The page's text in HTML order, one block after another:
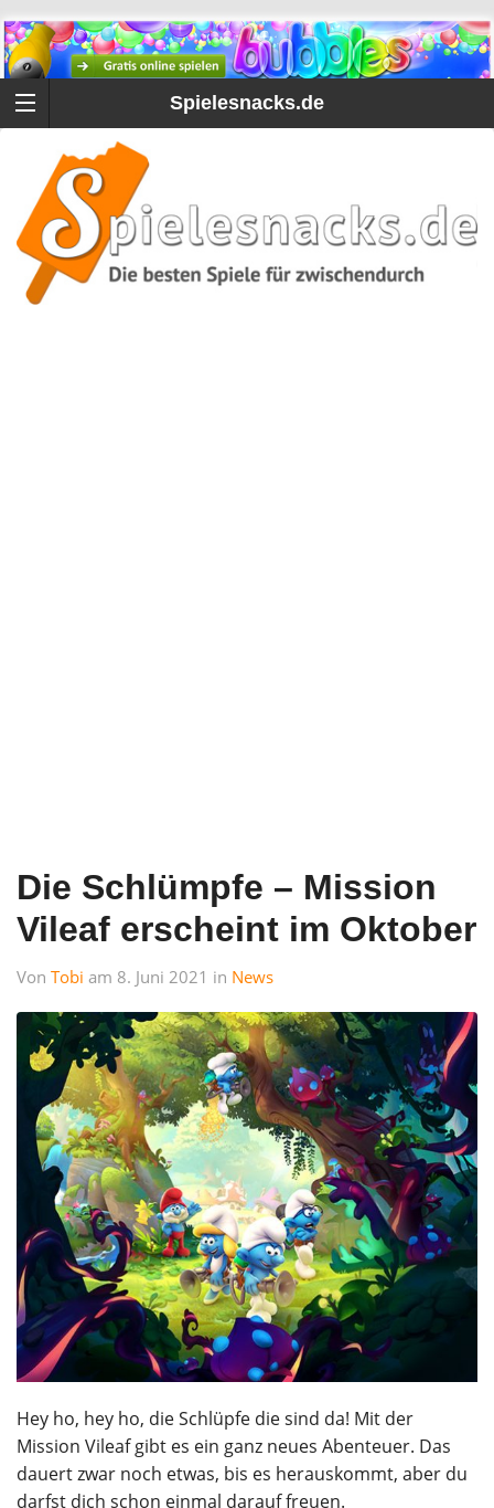
Spielesnacks.de
Die Schlümpfe – Mission
Vileaf erscheint im Oktober
Von Tobi am 8. Juni 2021 in News
Hey ho, hey ho, die Schlüpfe die sind da! Mit der
Mission Vileaf gibt es ein ganz neues Abenteuer. Das
dauert zwar noch etwas, bis es herauskommt, aber du
darfst dich schon einmal darauf freuen.